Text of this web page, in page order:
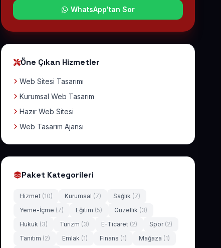
WhatsApp'tan Sor
Öne Çıkan Hizmetler
Web Sitesi Tasarımı
Kurumsal Web Tasarım
Hazır Web Sitesi
Web Tasarım Ajansı
Paket Kategorileri
Hizmet (10) Kurumsal (7) Sağlık (7)
Yeme-İçme (7) Eğitim (5) Güzellik (3)
Hukuk (3) Turizm (3) E-Ticaret (2) Spor (2)
Tanıtım (2) Emlak (1) Finans (1) Mağaza (1)